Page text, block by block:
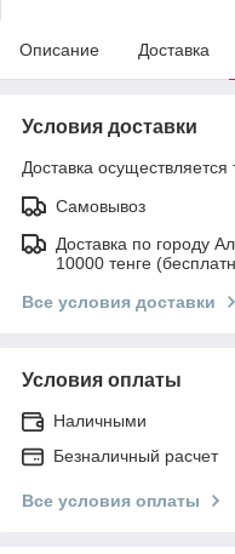
Описание Доставка
Условия доставки
Доставка осуществляется
Самовывоз
Доставка по городу
10000 тенге
Все условия доставки
Условия оплаты
Наличными
Безналичный расчет
Все условия оплаты